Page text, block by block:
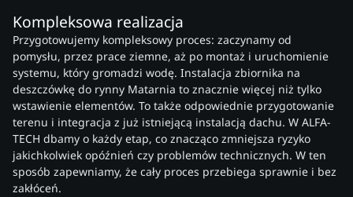
Kompleksowa realizacja
Przygotowujemy kompleksowy proces: zaczynamy od
pomysłu, przez prace ziemne, aż po montaż i uruchomienie
systemu, który gromadzi wodę. Instalacja zbiornika na
deszczówkę do rynny Matarnia to znacznie więcej niż tylko
wstawienie elementów. To także odpowiednie przygotowanie
terenu i integracja z już istniejącą instalacją dachu. W ALFA-
TECH dbamy o każdy etap, co znacząco zmniejsza ryzyko
jakichkolwiek opóźnień czy problemów technicznych. W ten
sposób zapewniamy, że cały proces przebiega sprawnie i bez
zakłóceń.